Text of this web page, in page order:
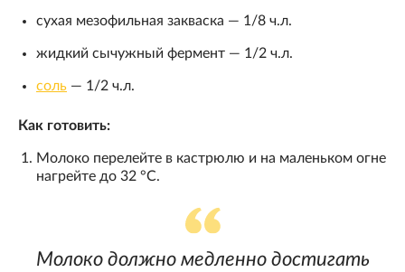
сухая мезофильная закваска — 1/8 ч.л.
жидкий сычужный фермент — 1/2 ч.л.
соль — 1/2 ч.л.
Как готовить:
Молоко перелейте в кастрюлю и на маленьком огне
нагрейте до 32 °С.
Молоко должно медленно достигать